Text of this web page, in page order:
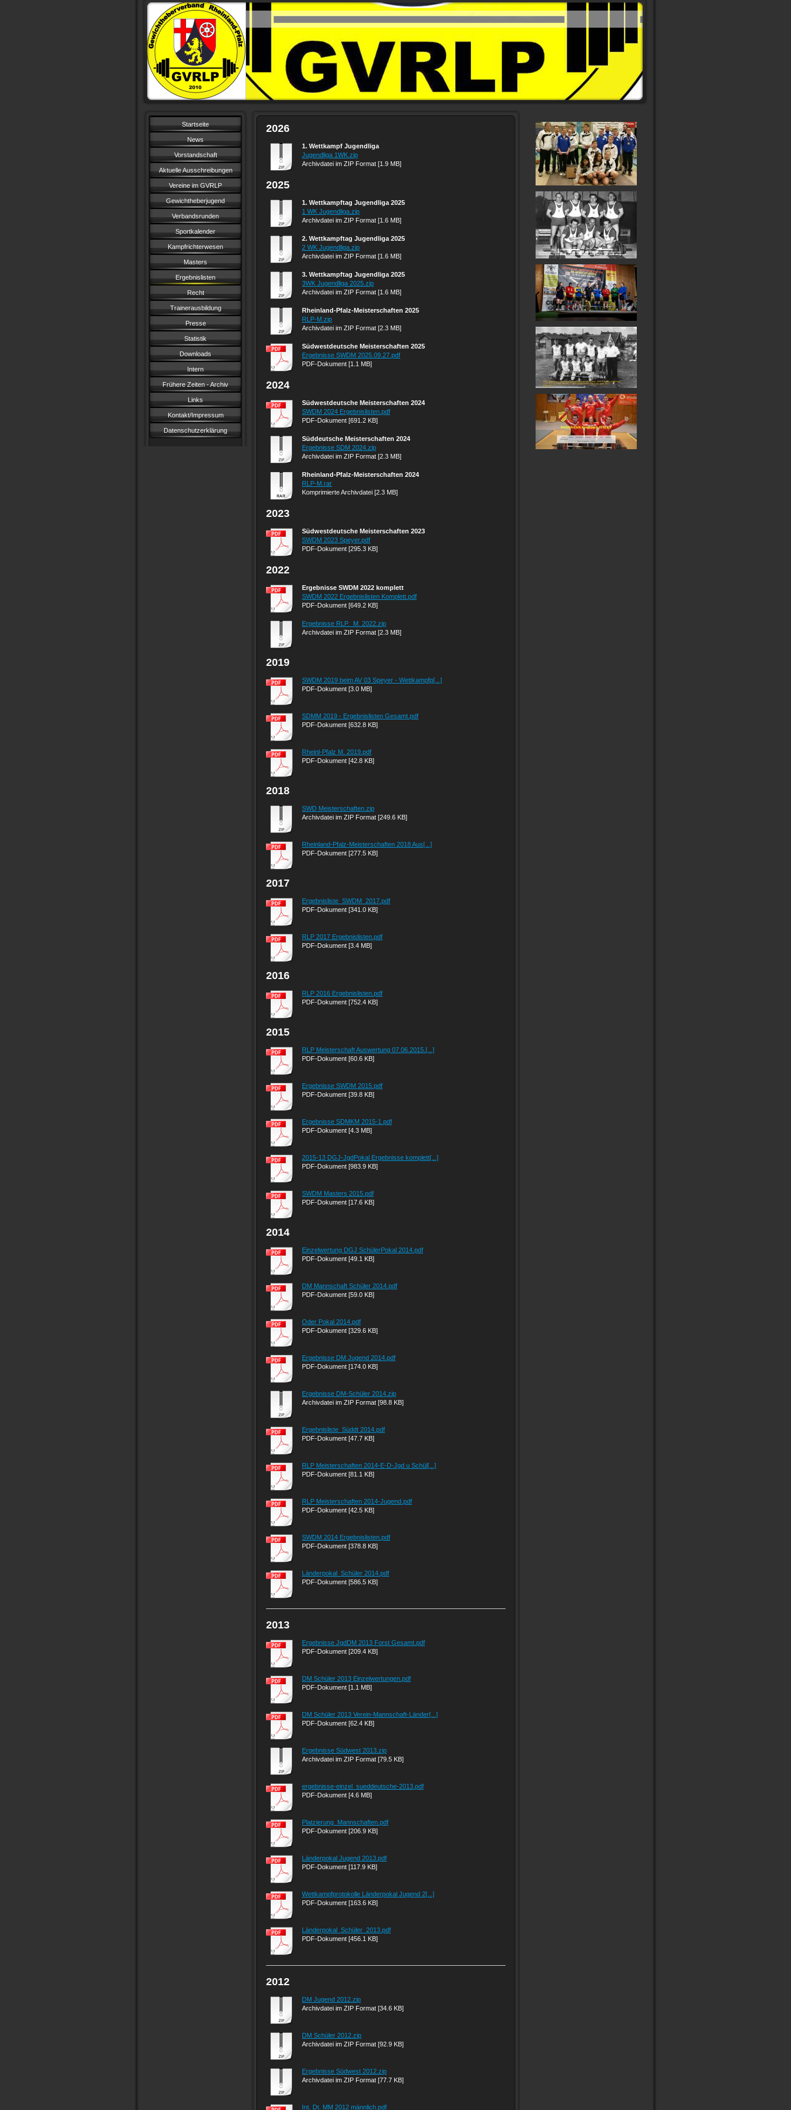
Startseite
News
Vorstandschaft
Aktuelle Ausschreibungen
Vereine im GVRLP
Gewichtheberjugend
Verbandsrunden
Sportkalender
Kampfrichterwesen
Masters
Ergebnislisten
Recht
Trainerausbildung
Presse
Statistik
Downloads
Intern
Frühere Zeiten - Archiv
Links
Kontakt/Impressum
Datenschutzerklärung
2026
1. Wettkampf Jugendliga
Jugendliga 1WK.zip
Archivdatei im ZIP Format [1.9 MB]
2025
1. Wettkampftag Jugendliga 2025
1 WK Jugendliga.zip
Archivdatei im ZIP Format [1.6 MB]
2. Wettkampftag Jugendliga 2025
2 WK Jugendliga.zip
Archivdatei im ZIP Format [1.6 MB]
3. Wettkampftag Jugendliga 2025
3WK Jugendliga 2025.zip
Archivdatei im ZIP Format [1.6 MB]
Rheinland-Pfalz-Meisterschaften 2025
RLP-M.zip
Archivdatei im ZIP Format [2.3 MB]
Südwestdeutsche Meisterschaften 2025
Ergebnisse SWDM 2025.09.27.pdf
PDF-Dokument [1.1 MB]
2024
Südwestdeutsche Meisterschaften 2024
SWDM 2024 Ergebnislisten.pdf
PDF-Dokument [691.2 KB]
Süddeutsche Meisterschaften 2024
Ergebnisse SDM 2024.zip
Archivdatei im ZIP Format [2.3 MB]
Rheinland-Pfalz-Meisterschaften 2024
RLP-M.rar
Komprimierte Archivdatei [2.3 MB]
2023
Südwestdeutsche Meisterschaften 2023
SWDM 2023 Speyer.pdf
PDF-Dokument [295.3 KB]
2022
Ergebnisse SWDM 2022 komplett
SWDM 2022 Ergebnislisten Komplett.pdf
PDF-Dokument [649.2 KB]
Ergebnisse RLP._M. 2022.zip
Archivdatei im ZIP Format [2.3 MB]
2019
SWDM 2019 beim AV 03 Speyer - Wettkampfp[...]
PDF-Dokument [3.0 MB]
SDMM 2019 - Ergebnislisten Gesamt.pdf
PDF-Dokument [632.8 KB]
Rheinl-Pfalz M. 2019.pdf
PDF-Dokument [42.8 KB]
2018
SWD Meisterschaften.zip
Archivdatei im ZIP Format [249.6 KB]
Rheinland-Pfalz-Meisterschaften 2018 Aus[...]
PDF-Dokument [277.5 KB]
2017
Ergebnisliste_SWDM_2017.pdf
PDF-Dokument [341.0 KB]
RLP 2017 Ergebnislisten.pdf
PDF-Dokument [3.4 MB]
2016
RLP 2016 Ergebnislisten.pdf
PDF-Dokument [752.4 KB]
2015
RLP Meisterschaft Auswertung 07.06.2015.[...]
PDF-Dokument [60.6 KB]
Ergebnisse SWDM 2015.pdf
PDF-Dokument [39.8 KB]
Ergebnisse SDMKM 2015-1.pdf
PDF-Dokument [4.3 MB]
2015-13 DGJ-JgdPokal Ergebnisse komplett[...]
PDF-Dokument [983.9 KB]
SWDM Masters 2015.pdf
PDF-Dokument [17.6 KB]
2014
Einzelwertung DGJ SchülerPokal 2014.pdf
PDF-Dokument [49.1 KB]
DM Mannschaft Schüler 2014.pdf
PDF-Dokument [59.0 KB]
Oder Pokal 2014.pdf
PDF-Dokument [329.6 KB]
Ergebnisse DM Jugend 2014.pdf
PDF-Dokument [174.0 KB]
Ergebnisse DM-Schüler 2014.zip
Archivdatei im ZIP Format [98.8 KB]
Ergebnisliste_Süddt 2014.pdf
PDF-Dokument [47.7 KB]
RLP Meisterschaften 2014-E-D-Jgd u Schül[...]
PDF-Dokument [81.1 KB]
RLP Meisterschaften 2014-Jugend.pdf
PDF-Dokument [42.5 KB]
SWDM 2014 Ergebnislisten.pdf
PDF-Dokument [378.8 KB]
Länderpokal_Schüler 2014.pdf
PDF-Dokument [586.5 KB]
2013
Ergebnisse JgdDM 2013 Forst Gesamt.pdf
PDF-Dokument [209.4 KB]
DM Schüler 2013 Einzelwertungen.pdf
PDF-Dokument [1.1 MB]
DM Schüler 2013 Verein-Mannschaft-Länder[...]
PDF-Dokument [62.4 KB]
Ergebnisse Südwest 2013.zip
Archivdatei im ZIP Format [79.5 KB]
ergebnisse-einzel_sueddeutsche-2013.pdf
PDF-Dokument [4.6 MB]
Platzierung_Mannschaften.pdf
PDF-Dokument [206.9 KB]
Länderpokal Jugend 2013.pdf
PDF-Dokument [117.9 KB]
Wettkampfprotokolle Länderpokal Jugend 2[...]
PDF-Dokument [163.6 KB]
Länderpokal_Schüler_2013.pdf
PDF-Dokument [456.1 KB]
2012
DM Jugend 2012.zip
Archivdatei im ZIP Format [34.6 KB]
DM Schüler 2012.zip
Archivdatei im ZIP Format [92.9 KB]
Ergebnisse Südwest 2012.zip
Archivdatei im ZIP Format [77.7 KB]
Int. Dt. MM 2012 männlich.pdf